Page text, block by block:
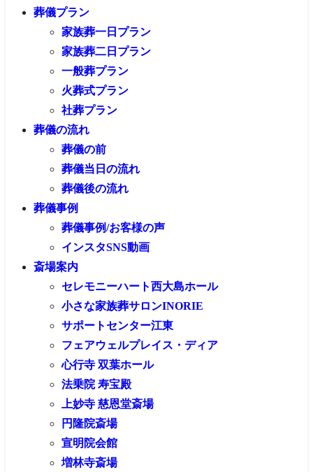
葬儀プラン
家族葬一日プラン
家族葬二日プラン
一般葬プラン
火葬式プラン
社葬プラン
葬儀の流れ
葬儀の前
葬儀当日の流れ
葬儀後の流れ
葬儀事例
葬儀事例/お客様の声
インスタSNS動画
斎場案内
セレモニーハート西大島ホール
小さな家族葬サロンINORIE
サポートセンター江東
フェアウェルプレイス・ディア
心行寺 双葉ホール
法乗院 寿宝殿
上妙寺 慈恩堂斎場
円隆院斎場
宣明院会館
増林寺斎場